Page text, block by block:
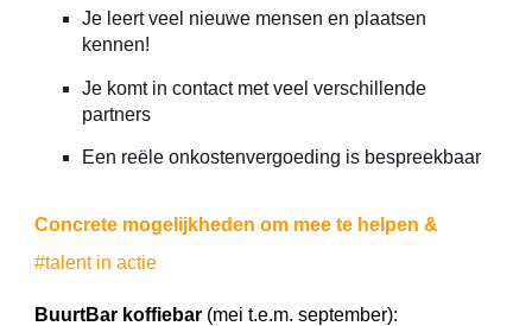
Je leert veel nieuwe mensen en plaatsen
kennen!
Je komt in contact met veel verschillende
partners
Een reële onkostenvergoeding is bespreekbaar
Concrete mogelijkheden om mee te helpen &
#talent in actie
BuurtBar koffiebar (mei t.e.m. september):